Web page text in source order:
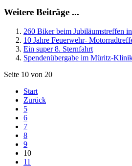
Weitere Beiträge ...
260 Biker beim Jubiläumstreffen
10 Jahre Feuerwehr-
Ein super 8. Sternfahrt
Spendenübergabe im Müritz-
Seite 10 von 20
Start
Zurück
5
6
7
8
9
10
11